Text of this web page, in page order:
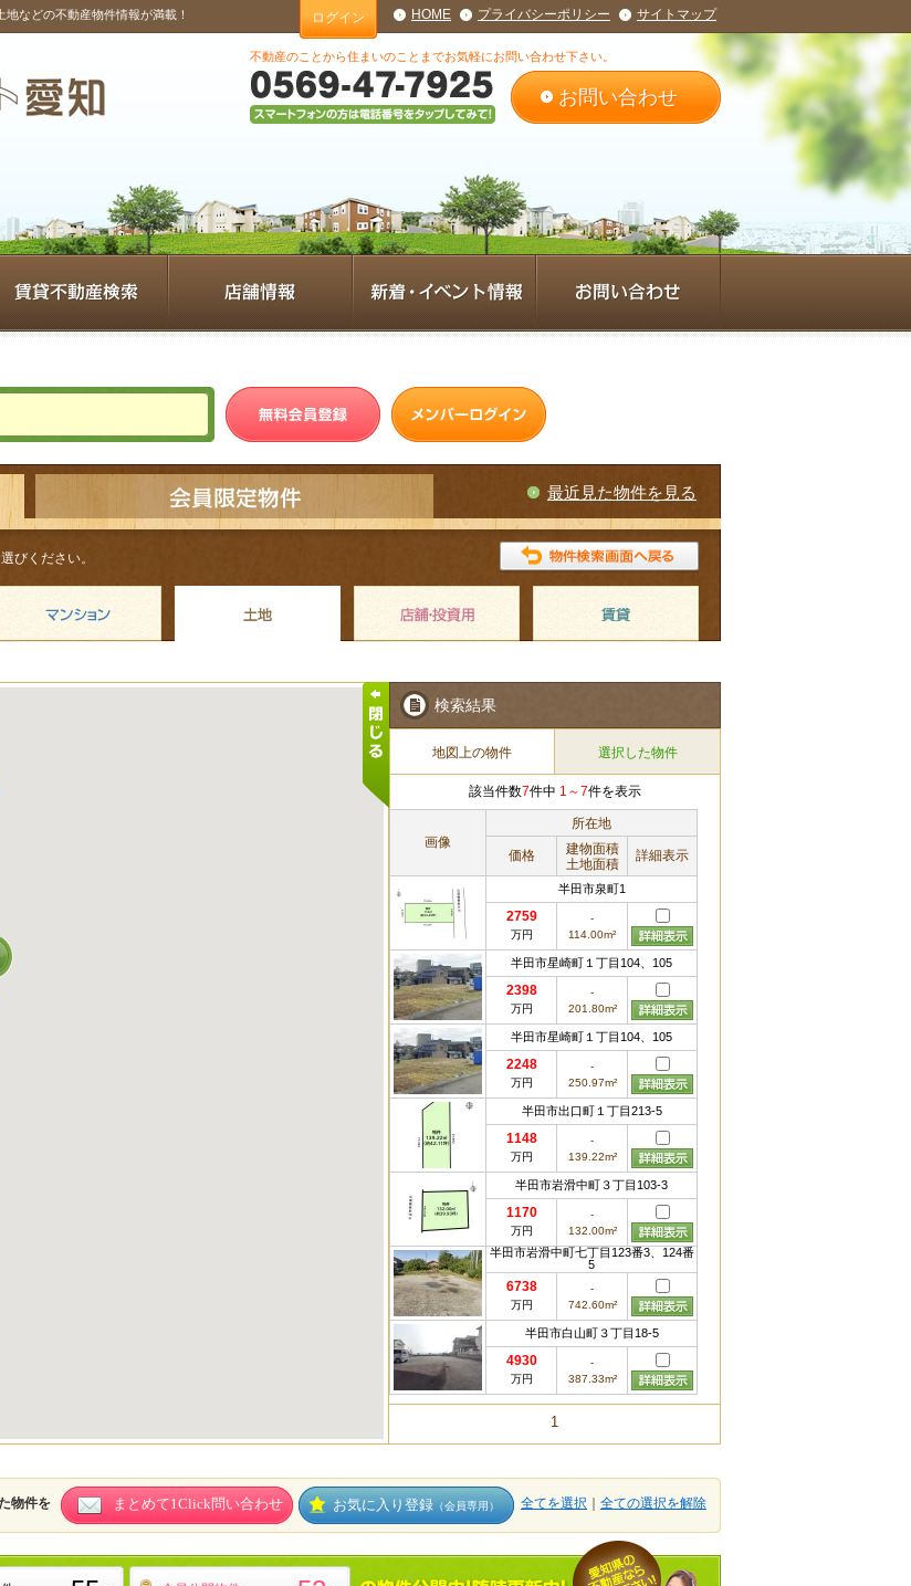
などの不動産物件情報が満載！ ログイン HOME プライバシーポリシー サイトマップ
不動産のことから住まいのことまでお気軽にお問い合わせ下さい。
お問い合わせ
最近見た物件を見る
びください。
検索結果
地図上の物件 選択した物件
該当件数7件中 1～7件を表示
画像
所在地
価格
建物面積
土地面積
詳細表示
半田市泉町1
2759
万円
-
114.00m²
半田市星崎町１丁目104、105
2398
万円
-
201.80m²
半田市星崎町１丁目104、105
2248
万円
-
250.97m²
半田市出口町１丁目213-5
1148
万円
-
139.22m²
半田市岩滑中町３丁目103-3
1170
万円
-
132.00m²
半田市岩滑中町七丁目123番3、124番
5
6738
万円
-
742.60m²
半田市白山町３丁目18-5
4930
万円
-
387.33m²
1
物件を まとめて1Click問い合わせ お気に入り登録 （会員専用） 全てを選択 全ての選択を解除